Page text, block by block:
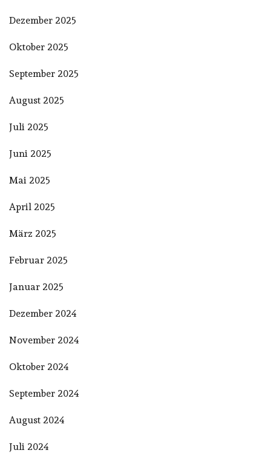
Dezember 2025
Oktober 2025
September 2025
August 2025
Juli 2025
Juni 2025
Mai 2025
April 2025
März 2025
Februar 2025
Januar 2025
Dezember 2024
November 2024
Oktober 2024
September 2024
August 2024
Juli 2024